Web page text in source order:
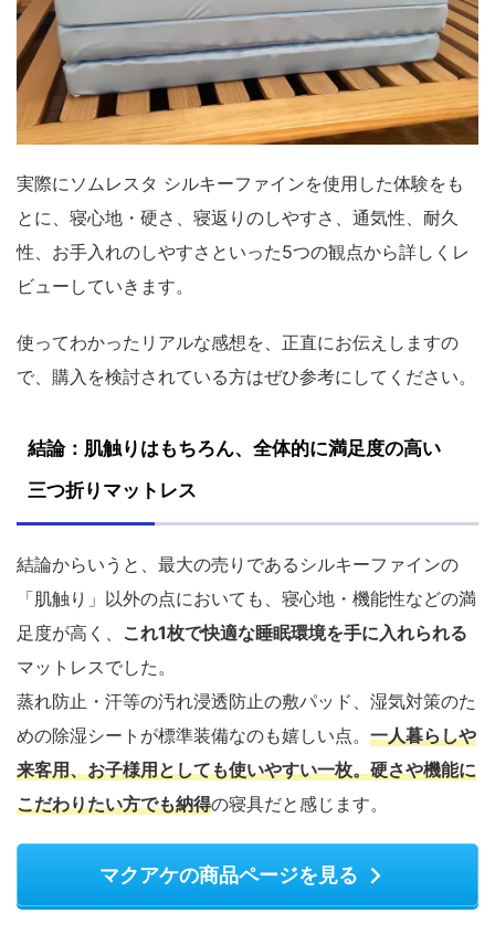
実際にソムレスタ シルキーファインを使用した体験をも
とに、寝心地・硬さ、寝返りのしやすさ、通気性、耐久
性、お手入れのしやすさといった5つの観点から詳しくレ
ビューしていきます。
使ってわかったリアルな感想を、正直にお伝えしますの
で、購入を検討されている方はぜひ参考にしてください。
結論：肌触りはもちろん、全体的に満足度の高い
三つ折りマットレス
結論からいうと、最大の売りであるシルキーファインの
「肌触り」以外の点においても、寝心地・機能性などの満
足度が高く、 これ1枚で快適な睡眠環境を手に入れられる
マットレスでした。
蒸れ防止・汗等の汚れ浸透防止の敷パッド、湿気対策のた
めの除湿シートが標準装備なのも嬉しい点。 一人暮らしや
来客用、お子様用としても使いやすい一枚。硬さや機能に
こだわりたい方でも納得の寝具だと感じます。
マクアケの商品ページを見る